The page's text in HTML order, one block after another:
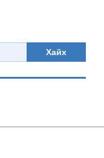
Хайх